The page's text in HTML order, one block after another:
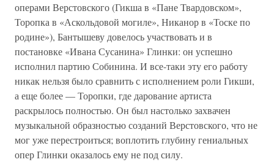
операми Верстовского (Гикша в «Пане Твардовском»,
Торопка в «Аскольдовой могиле», Никанор в «Тоске по
родине»), Бантышеву довелось участвовать и в
постановке «Ивана Сусанина» Глинки: он успешно
исполнил партию Собинина. И все-таки эту его работу
никак нельзя было сравнить с исполнением роли Гикши,
а еще более — Торопки, где дарование артиста
раскрылось полностью. Он был настолько захвачен
музыкальной образностью созданий Верстовского, что не
мог уже перестроиться; воплотить глубину гениальных
опер Глинки оказалось ему не под силу.